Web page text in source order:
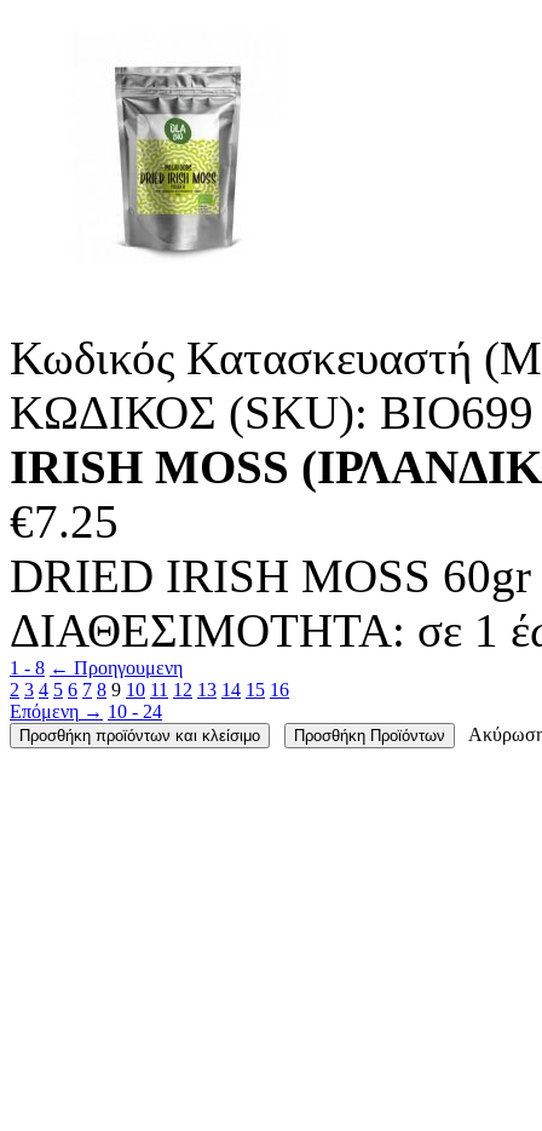
Κωδικός Κατασκευαστή
ΚΩΔΙΚΟΣ (SKU): ΒΙΟ699
IRISH MOSS
€7.25
DRIED IRISH MOSS 60gr
ΔΙΑΘΕΣΙΜΟΤΗΤΑ: σε 1
1 - 8 ← Προηγουμενη
2 3 4 5 6 7 8 9 10 11 12 13 14 15 16
Επόμενη → 10 - 24
Προσθήκη προϊόντων και κλείσιμο Προσθήκη Προϊόντων